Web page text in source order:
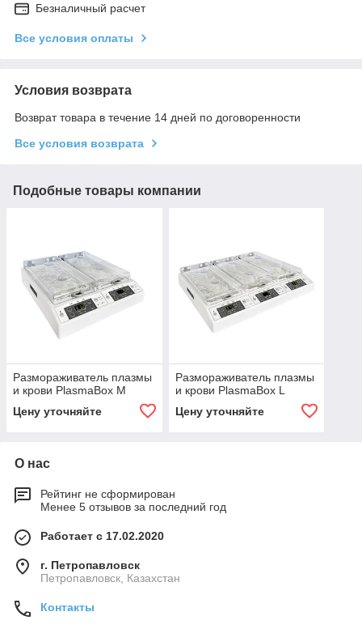
Безналичный расчет
Все условия оплаты
Условия возврата
Возврат товара в течение 14 дней по договоренности
Все условия возврата
Подобные товары компании
Размораживатель плазмы
и крови PlasmaBox M
Цену уточняйте
Размораживатель плазмы
и крови PlasmaBox L
Цену уточняйте
О нас
Рейтинг не сформирован
Менее 5 отзывов за последний год
Работает с 17.02.2020
г. Петропавловск
Петропавловск, Казахстан
Контакты